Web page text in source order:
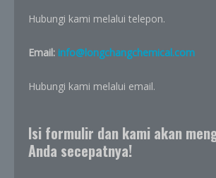
Hubungi kami melalui telepon.
Email: info@longchangchemical.com
Hubungi kami melalui email.
Isi formulir dan kami akan
Anda secepatnya!